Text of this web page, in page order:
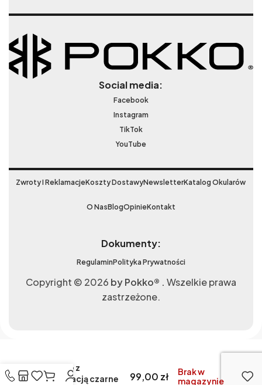
Social media:
Facebook
Instagram
TikTok
YouTube
Zwroty I ReklamacjeKoszty DostawyNewsletterKatalog Okularów
O NasBlogOpinieKontakt
Dokumenty:
RegulaminPolityka Prywatności
Copyright © 2026 by Pokko® . Wszelkie prawa
zastrzeżone.
damskie z
polaryzacją czarne
99,00 zł
Brak w
magazynie